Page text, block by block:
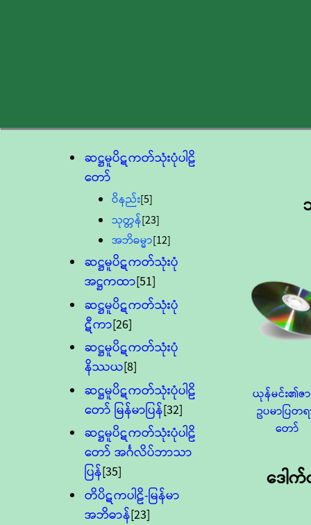
ဆဋ္ဌမူပိဋကတ်သုံးပုံပါဠိ
တော်
ဝိနည်း[5]
သုတ္တန်[23]
အဘိဓမ္မာ[12]
ဆဋ္ဌမူပိဋကတ်သုံးပုံ
အဋ္ဌကထာ[51]
ဆဋ္ဌမူပိဋကတ်သုံးပုံ
ဋီကာ[26]
ဆဋ္ဌမူပိဋကတ်သုံးပုံ
နိဿယ[8]
ဆဋ္ဌမူပိဋကတ်သုံးပုံပါဠိ
တော် မြန်မာပြန်[32]
ဆဋ္ဌမူပိဋကတ်သုံးပုံပါဠိ
တော် အင်္ဂလိပ်ဘာသာ
ပြန်[35]
တိပိဋကပါဠိ-မြန်မာ
အဘိဓာန်[23]
ယုန်မင်း၏ဇ
ဥပမာပြတရ
တော်
ဒေါ